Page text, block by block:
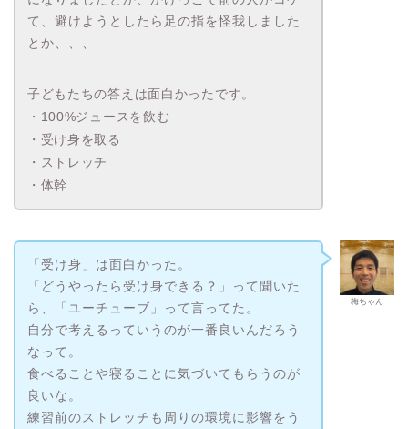
て、避けようとしたら足の指を怪我しました
とか、、、
子どもたちの答えは面白かったです。
・100%ジュースを飲む
・受け身を取る
・ストレッチ
・体幹
梅ちゃん
「受け身」は面白かった。
「どうやったら受け身できる？」って聞いた
ら、「ユーチューブ」って言ってた。
自分で考えるっていうのが一番良いんだろう
なって。
食べることや寝ることに気づいてもらうのが
良いな。
練習前のストレッチも周りの環境に影響をう